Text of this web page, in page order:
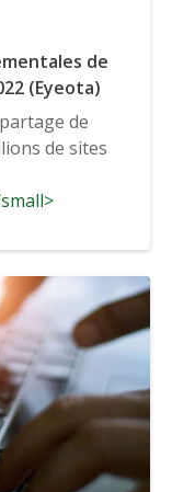
de
(Eyeota)
de
de sites